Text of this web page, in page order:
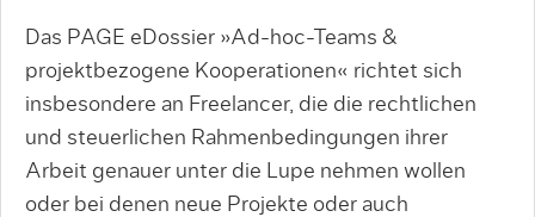
Das PAGE eDossier »Ad-hoc-Teams &
projektbezogene Kooperationen« richtet sich
insbesondere an Freelancer, die die rechtlichen
und steuerlichen Rahmenbedingungen ihrer
Arbeit genauer unter die Lupe nehmen wollen
oder bei denen neue Projekte oder auch